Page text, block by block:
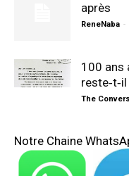
après
ReneNaba -
100 ans
The
Notre Chaine